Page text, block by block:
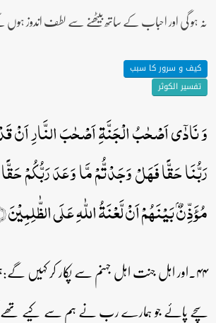
نہ ہو گی اور احباب کے ساتھ بیٹھنے سے لطف اندوز
کیف و سرور کا سبب
تفسیر الکوثر
وَ نَادٰۤی اَصۡحٰبُ الۡجَنَّۃِ اَصۡحٰبَ النَّارِ اَنۡ
رَبُّنَا حَقًّا فَہَلۡ وَجَدۡتُّمۡ مَّا وَعَدَ رَبُّکُمۡ
مُؤَذِّنٌۢ بَیۡنَہُمۡ اَنۡ لَّعۡنَۃُ اللّٰہِ عَلَی الظّٰلِمِیۡنَ ﴿ۙ۴۴﴾
۴۴۔اور اہل جنت اہل جہنم سے پکار کر کہیں
سچے پائے جو ہمارے رب نے ہم سے کیے